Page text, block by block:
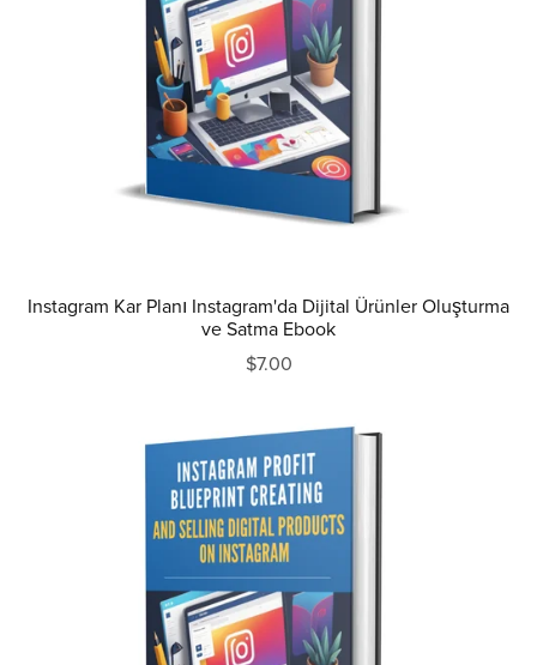
Instagram Kar Planı Instagram'da Dijital Ürünler Oluşturma
ve Satma Ebook
$7.00